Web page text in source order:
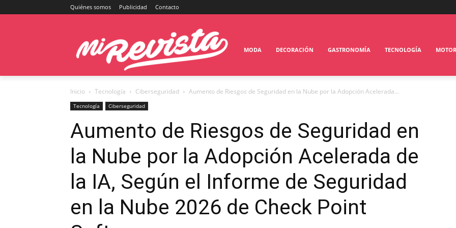
Quiénes somos Publicidad Contacto
MODA DECORACIÓN GASTRONOMÍA TECNOLOGÍA MOTOR
Inicio Tecnología Ciberseguridad Aumento de Riesgos de Seguridad en la Nube por la Adopción Acelerada...
Tecnología Ciberseguridad
Aumento de Riesgos de Seguridad en
la Nube por la Adopción Acelerada de
la IA, Según el Informe de Seguridad
en la Nube 2026 de Check Point